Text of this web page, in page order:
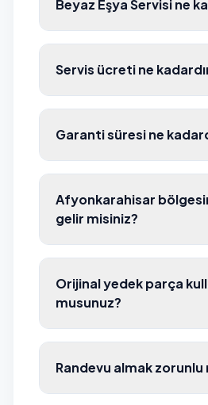
Beyaz Eşya Servisi ne
Servis ücreti ne
Garanti süresi ne
Afyonkarahisar
gelir misiniz?
Orijinal yedek parça
musunuz?
Randevu almak zorunlu